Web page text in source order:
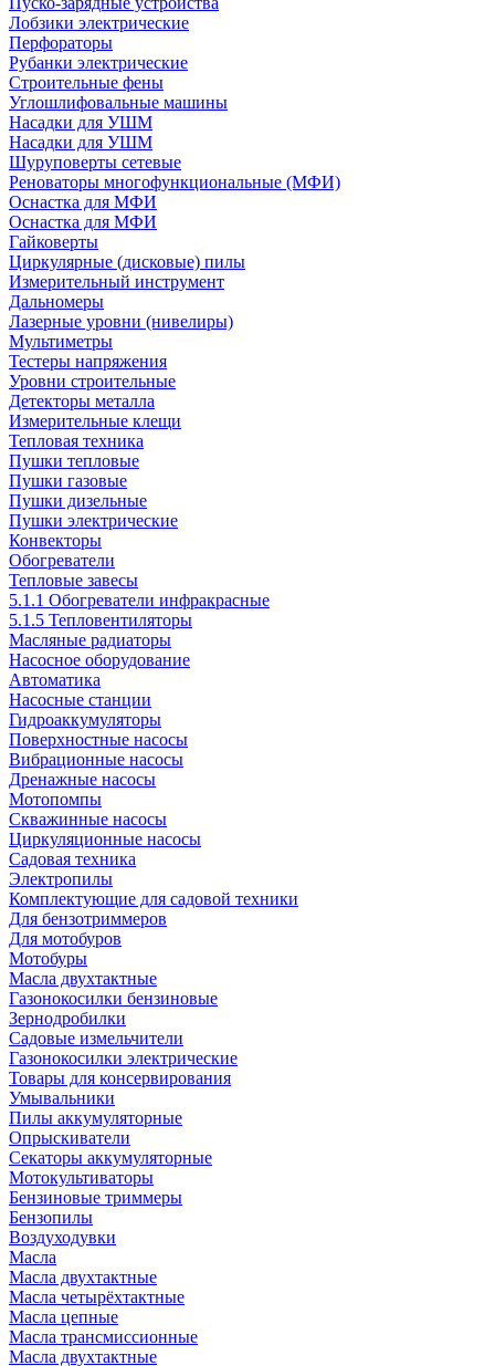
Лобзики электрические
Перфораторы
Рубанки электрические
Строительные фены
Углошлифовальные машины
Насадки для УШМ
Насадки для УШМ
Шуруповерты сетевые
Реноваторы многофункциональные (МФИ)
Оснастка для МФИ
Оснастка для МФИ
Гайковерты
Циркулярные (дисковые) пилы
Измерительный инструмент
Дальномеры
Лазерные уровни (нивелиры)
Мультиметры
Тестеры напряжения
Уровни строительные
Детекторы металла
Измерительные клещи
Тепловая техника
Пушки тепловые
Пушки газовые
Пушки дизельные
Пушки электрические
Конвекторы
Обогреватели
Тепловые завесы
5.1.1 Обогреватели инфракрасные
5.1.5 Тепловентиляторы
Масляные радиаторы
Насосное оборудование
Автоматика
Насосные станции
Гидроаккумуляторы
Поверхностные насосы
Вибрационные насосы
Дренажные насосы
Мотопомпы
Скважинные насосы
Циркуляционные насосы
Садовая техника
Электропилы
Комплектующие для садовой техники
Для бензотриммеров
Для мотобуров
Мотобуры
Масла двухтактные
Газонокосилки бензиновые
Зернодробилки
Садовые измельчители
Газонокосилки электрические
Товары для консервирования
Умывальники
Пилы аккумуляторные
Опрыскиватели
Секаторы аккумуляторные
Мотокультиваторы
Бензиновые триммеры
Бензопилы
Воздуходувки
Масла
Масла двухтактные
Масла четырёхтактные
Масла цепные
Масла трансмиссионные
Масла двухтактные